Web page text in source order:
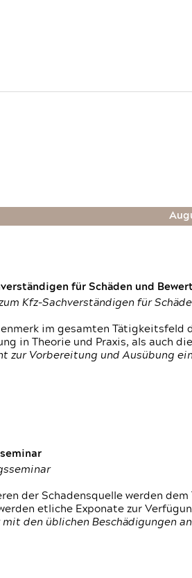
für Schäden und
Kfz-Sachverständigen für
im gesamten Tätigkeitsfeld
in Theorie und Praxis, als auch
zur Vorbereitung und Ausübung
der Schadensquelle werden
etliche Exponate zur
den üblichen Beschädigungen